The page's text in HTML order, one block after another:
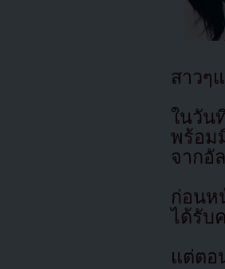
สาวๆ
ในวัน
พร้อม
จากอั
ก่อนห
ได้รับ
แต่ตอ